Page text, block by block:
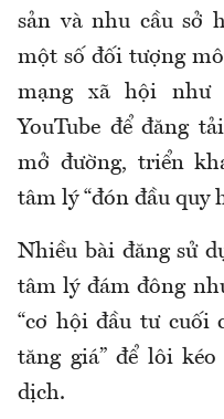
sản và nhu cầu sở
một số đối tượng
mạng xã hội như
YouTube để đăng
mở đường, triển
tâm lý “đón đầu quy
Nhiều bài đăng sử
tâm lý đám đông
“cơ hội đầu tư cuối
tăng giá” để lôi
dịch.